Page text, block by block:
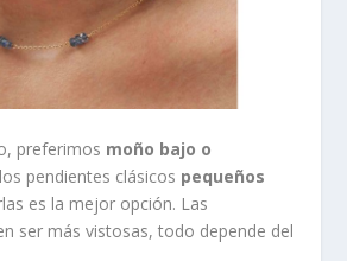
preferimos moño bajo o
pendientes clásicos pequeños
es la mejor opción. Las
ser más vistosas, todo depende del